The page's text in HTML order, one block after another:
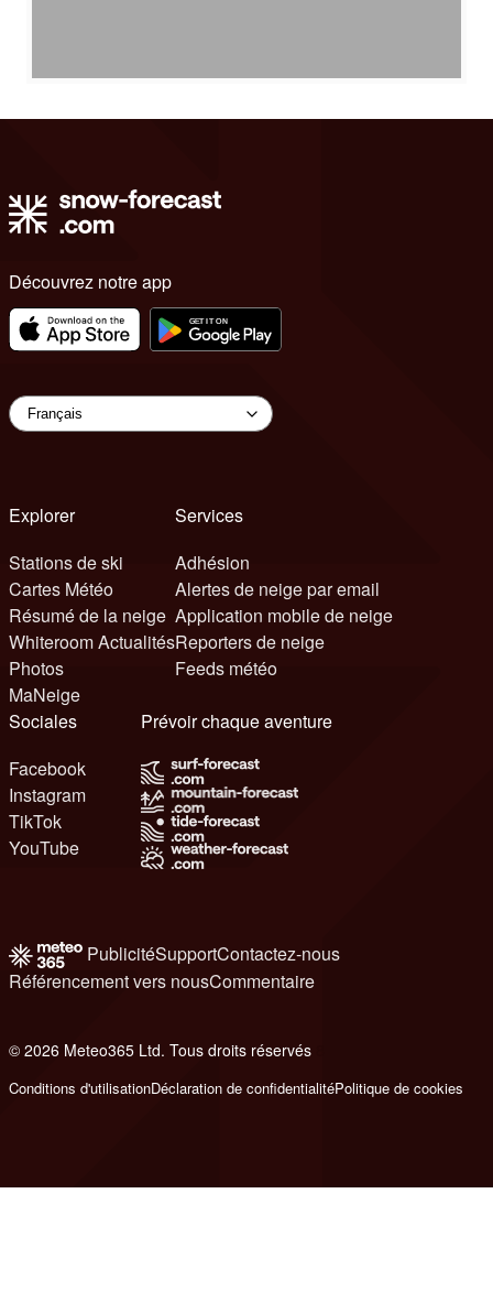
Découvrez notre app
Explorer
Stations de ski
Cartes Météo
Résumé de la neige
Whiteroom Actualités
Photos
MaNeige
Services
Adhésion
Alertes de neige par email
Application mobile de neige
Reporters de neige
Feeds météo
Sociales
Facebook
Instagram
TikTok
YouTube
Prévoir chaque aventure
PublicitéSupportContactez-nous
Référencement vers nousCommentaire
© 2026 Meteo365 Ltd. Tous droits réservés
Conditions d'utilisationDéclaration de confidentialitéPolitique de cookies